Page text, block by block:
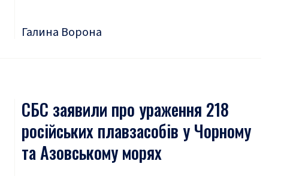
Галина Ворона
СБС заявили про ураження 218
російських плавзасобів у Чорному
та Азовському морях